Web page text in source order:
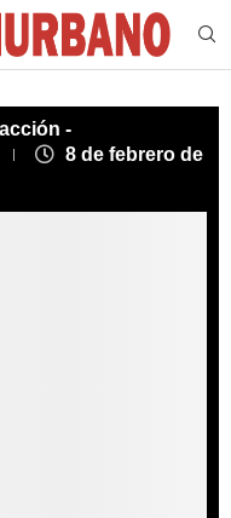
-
8 de febrero de